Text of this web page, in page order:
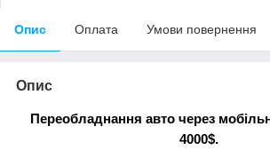
Опис Оплата Умови повернення
Опис
Переобладнання авто через
4000$.